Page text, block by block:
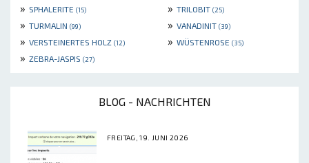
» SPHALERITE (15) » TRILOBIT (25)
» TURMALIN (99) » VANADINIT (39)
» VERSTEINERTES HOLZ (12) » WÜSTENROSE (35)
» ZEBRA-JASPIS (27)
BLOG - NACHRICHTEN
FREITAG, 19. JUNI 2026